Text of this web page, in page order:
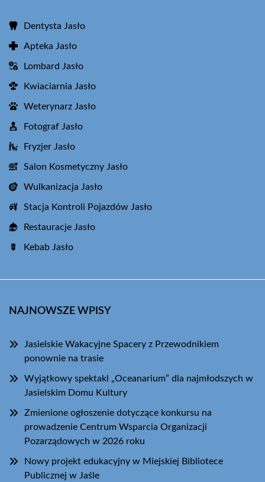
Dentysta Jasło
Apteka Jasło
Lombard Jasło
Kwiaciarnia Jasło
Weterynarz Jasło
Fotograf Jasło
Fryzjer Jasło
Salon Kosmetyczny Jasło
Wulkanizacja Jasło
Stacja Kontroli Pojazdów Jasło
Restauracje Jasło
Kebab Jasło
NAJNOWSZE WPISY
Jasielskie Wakacyjne Spacery z Przewodnikiem
ponownie na trasie
Wyjątkowy spektakl „Oceanarium” dla najmłodszych w
Jasielskim Domu Kultury
Zmienione ogłoszenie dotyczące konkursu na
prowadzenie Centrum Wsparcia Organizacji
Pozarządowych w 2026 roku
Nowy projekt edukacyjny w Miejskiej Bibliotece
Publicznej w Jaśle